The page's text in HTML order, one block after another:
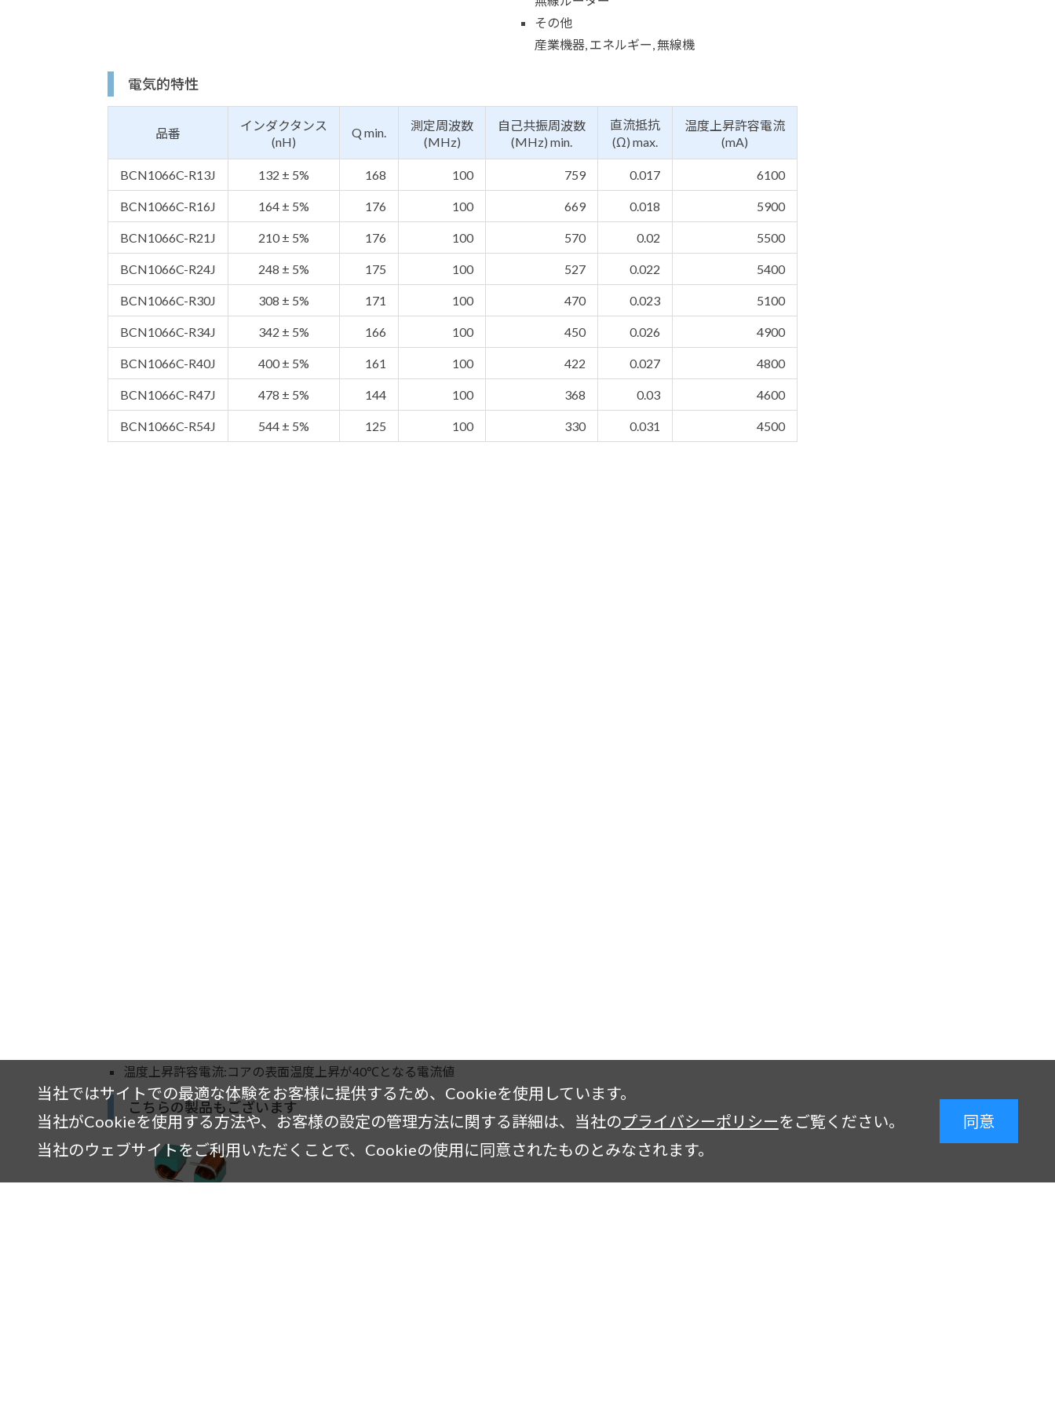
当社ではサイトでの最適な体験をお客様に提供するため、Cookieを使用しています。
当社がCookieを使用する方法や、お客様の設定の管理方法に関する詳細は、当社のプライバシーポリシーをご覧ください。
当社のウェブサイトをご利用いただくことで、Cookieの使用に同意されたものとみなされます。
同意
その他
産業機器, エネルギー, 無線機
電気的特性
品番
インダクタンス
(nH)
Q min.
測定周波数
(MHz)
自己共振周波数
(MHz) min.
直流抵抗
(Ω) max.
温度上昇許容電流
(mA)
BCN1066C-R13J 132 ± 5% 168 100 759 0.017 6100
BCN1066C-R16J 164 ± 5% 176 100 669 0.018 5900
BCN1066C-R21J 210 ± 5% 176 100 570 0.02 5500
BCN1066C-R24J 248 ± 5% 175 100 527 0.022 5400
BCN1066C-R30J 308 ± 5% 171 100 470 0.023 5100
BCN1066C-R34J 342 ± 5% 166 100 450 0.026 4900
BCN1066C-R40J 400 ± 5% 161 100 422 0.027 4800
BCN1066C-R47J 478 ± 5% 144 100 368 0.03 4600
BCN1066C-R54J 544 ± 5% 125 100 330 0.031 4500
温度上昇許容電流:コアの表面温度上昇が40℃となる電流値
こちらの製品もございます